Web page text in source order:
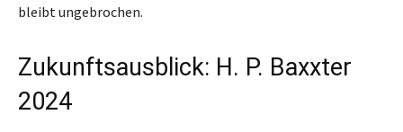
bleibt ungebrochen.
Zukunftsausblick: H. P. Baxxter
2024